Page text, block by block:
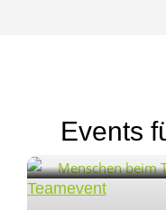
Events
Teamevent